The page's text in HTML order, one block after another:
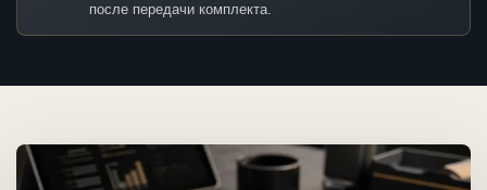
после передачи комплекта.